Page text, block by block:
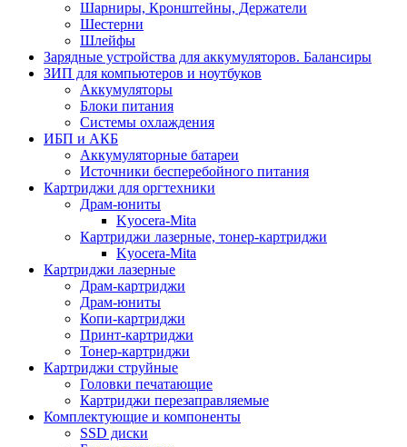
Шарниры, Кронштейны, Держатели
Шестерни
Шлейфы
Зарядные устройства для аккумуляторов. Балансиры
ЗИП для компьютеров и ноутбуков
Аккумуляторы
Блоки питания
Системы охлаждения
ИБП и АКБ
Аккумуляторные батареи
Источники бесперебойного питания
Картриджи для оргтехники
Драм-юниты
Kyocera-Mita
Картриджи лазерные, тонер-картриджи
Kyocera-Mita
Картриджи лазерные
Драм-картриджи
Драм-юниты
Копи-картриджи
Принт-картриджи
Тонер-картриджи
Картриджи струйные
Головки печатающие
Картриджи перезаправляемые
Комплектующие и компоненты
SSD диски